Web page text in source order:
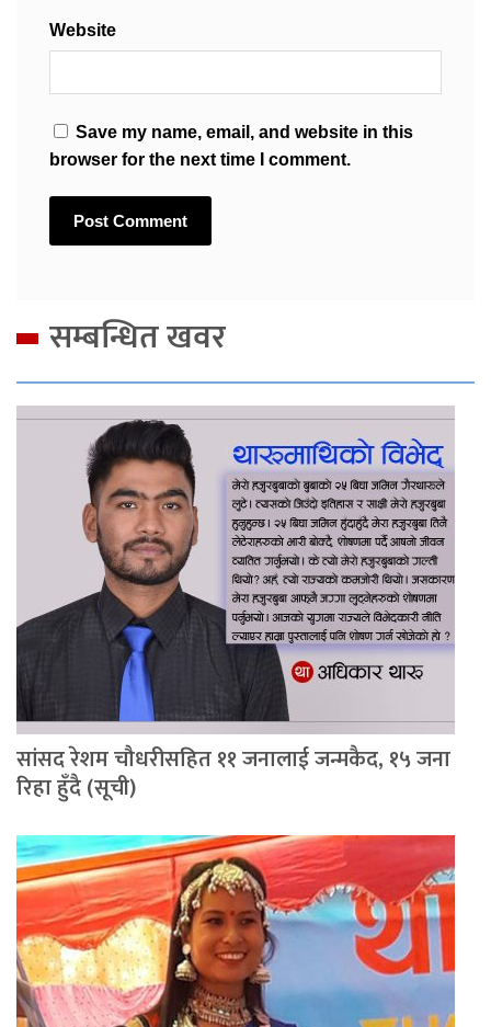
Website
Save my name, email, and website in this
browser for the next time I comment.
सम्बन्धित खवर
सांसद रेशम चौधरीसहित ११ जनालाई जन्मकैद, १५ जना
रिहा हुँदै (सूची)